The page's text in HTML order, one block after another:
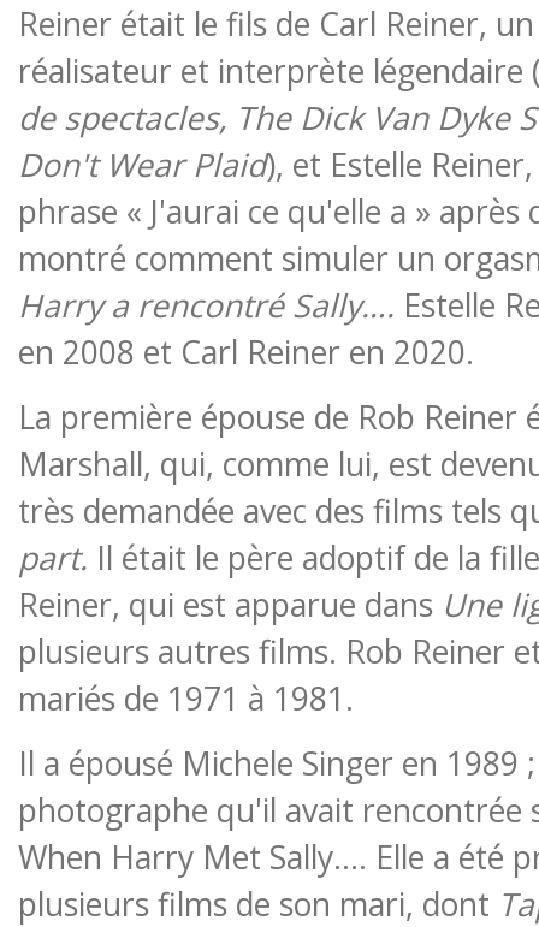
Reiner était le fils de Carl Reiner,
réalisateur et interprète légendaire
de spectacles, The Dick Van Dyke
Don't Wear Plaid), et Estelle
phrase « J'aurai ce qu'elle a »
montré comment simuler un
Harry a rencontré Sally…. Estelle
en 2008 et Carl Reiner en 2020.
La première épouse de Rob Reiner
Marshall, qui, comme lui, est
très demandée avec des films tels
part. Il était le père adoptif de la
Reiner, qui est apparue dans Une
plusieurs autres films. Rob Reiner
mariés de 1971 à 1981.
Il a épousé Michele Singer en 1989
photographe qu'il avait rencontrée
When Harry Met Sally…. Elle a été
plusieurs films de son mari, dont